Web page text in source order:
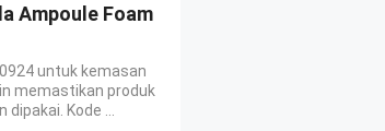
Ampoule Foam
untuk kemasan
memastikan produk
Kode ...